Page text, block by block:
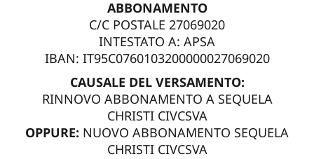
ABBONAMENTO
C/C POSTALE 27069020
INTESTATO A: APSA
IBAN: IT95C0760103200000027069020
CAUSALE DEL VERSAMENTO:
RINNOVO ABBONAMENTO A SEQUELA
CHRISTI CIVCSVA
OPPURE: NUOVO ABBONAMENTO SEQUELA
CHRISTI CIVCSVA